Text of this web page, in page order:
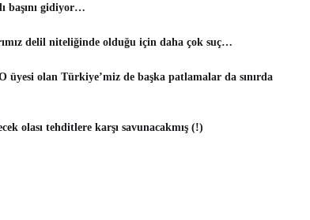
başını gidiyor…
delil niteliğinde olduğu için daha çok suç…
olan Türkiye’miz de başka patlamalar da sınırda
olası tehditlere karşı savunacakmış (!)